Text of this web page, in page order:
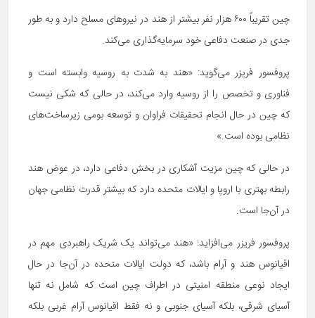
چین تقریباً ۶۰۰ هزار نفر بیشتر از هند در نیروهای مسلح دارد و به طور
جدی در صنعت دفاعی خود سرمایه‌گذاری می‌کند.
پروفسور فریزر می‌گوید: «هند به شدت به روسیه وابسته است و
فناوری و تخصص را از روسیه وارد می‌کند، در حالی که شکی نیست
که چین در حال انجام تحقیقات فراوان و توسعه بومی زیرساخت‌های
نظامی بوده است.»
در حالی که چین مزیت آشکاری در بخش دفاعی دارد، در عوض هند
رابطه بهتری با اروپا و ایالات متحده دارد که بیشتر قدرت نظامی جهان
در آن‌جا است.
پروفسور فریزر می‌افزاید: «هند می‌تواند یک شریک راهبردی مهم در
اقیانوس هند و آرام باشد، که دولت ایالات متحده در آن‌جا در حال
ایجاد نوعی منطقه امنیتی در اطراف چین است که شامل نه تنها
آسیای شرقی، بلکه آسیای جنوبی و نه فقط اقیانوس آرام غربی بلکه